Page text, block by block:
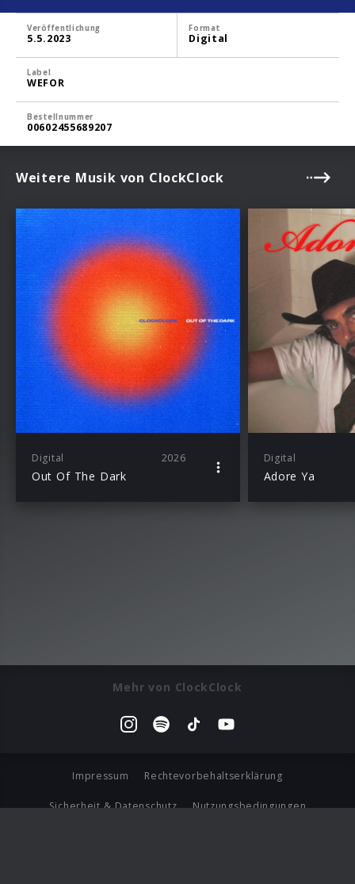
Veröffentlichung
5.5.2023
Format
Digital
Label
WEFOR
Bestellnummer
00602455689207
Weitere Musik von ClockClock
Digital 2026
Out Of The Dark
Digital
Adore Ya
Mehr von ClockClock
Impressum Rechtevorbehaltserklärung
Sicherheit & Datenschutz Nutzungsbedingungen